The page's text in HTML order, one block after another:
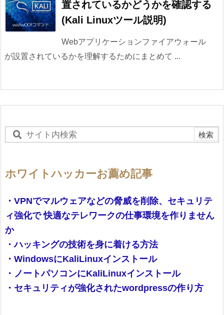
置されているかどうかを確認する
(Kali Linuxツール説明)
Webアプリケーションファイアウォール
が設置されているかを理解するためにまとめて ...
ホワイトハッカーお薦め記事
・VPNでマルウェアなどの脅威を削除、セキュリテ
ィ強化で 快適なテレワークの仕事環境を作りません
か
・ハッキングの技術を身に着ける方法
・WindowsにKaliLinuxインストール
・ノートパソコンにKaliLinuxインストール
・セキュリティが強化されたwordpressの作り方